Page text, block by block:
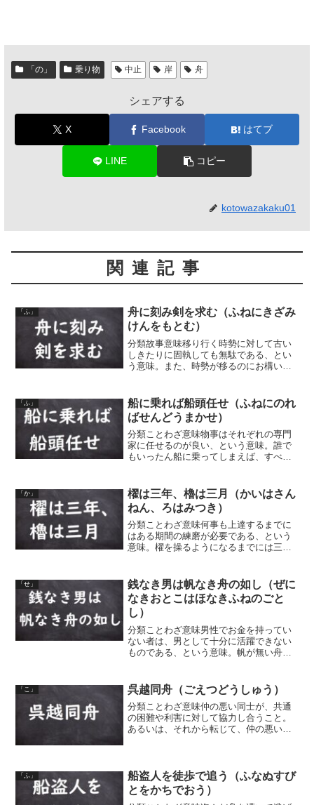
「の」 乗り物 中止 岸 舟
シェアする
X Facebook はてブ
LINE コピー
kotowazakaku01
関連記事
「ふ」
舟に刻み剣を求む（ふねにきざみ
けんをもとむ）
分類故事意味移り行く時勢に対して古い
しきたりに固執しても無駄である、とい
う意味。また、時勢が移るのにお構いな
た場所の目印のために舟を刻んで船端に
印をつけて、岸についてか...
「ふ」
船に乗れば船頭任せ（ふねにのれ
ばせんどうまかせ）
分類ことわざ意味物事はそれぞれの専門
家に任せるのが良い、という意味。誰で
もいったん船に乗ってしまえば、すべて
のが良い、ということ。同類語・同義語
船は船頭に任せよ（ふね...
「か」
櫂は三年、櫓は三月（かいはさん
ねん、ろはみつき）
分類ことわざ意味何事も上達するまでに
はある期間の練磨が必要である、という
意味。櫂を操るようになるまでには三
と「櫓」はどちらも舟を動かすための道
具で、「櫂」は平たい板（ブ...
「せ」
銭なき男は帆なき舟の如し（ぜに
なきおとこはほなきふねのごと
し）
分類ことわざ意味男性でお金を持ってい
ない者は、男として十分に活躍できない
ものである、という意味。帆が無い舟の
た言葉。
「こ」 呉越同舟（ごえつどうしゅう）
分類ことわざ意味仲の悪い同士が、共通
の困難や利害に対して協力し合うこと。
あるいは、それから転じて、仲の悪い者
仲が悪かったが、同じ舟に乗...
「ふ」
船盗人を徒歩で追う（ふなぬすび
とをかちでおう）